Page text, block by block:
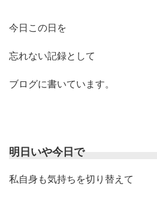
今日この日を
忘れない記録として
ブログに書いています。
明日いや今日で
私自身も気持ちを切り替えて